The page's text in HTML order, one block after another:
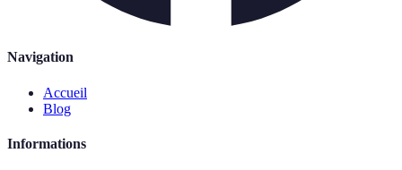
Navigation
Accueil
Blog
Informations